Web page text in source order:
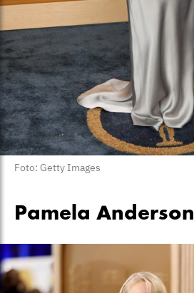
Foto: Getty Images
Pamela Anderson